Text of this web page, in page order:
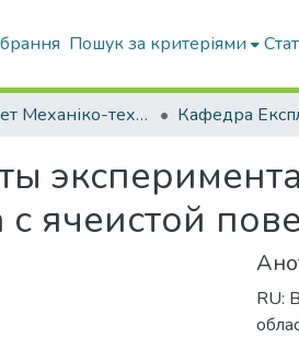
Пошук за критеріями
Факультет Механіко-технологічний
с ячеистой
RU: